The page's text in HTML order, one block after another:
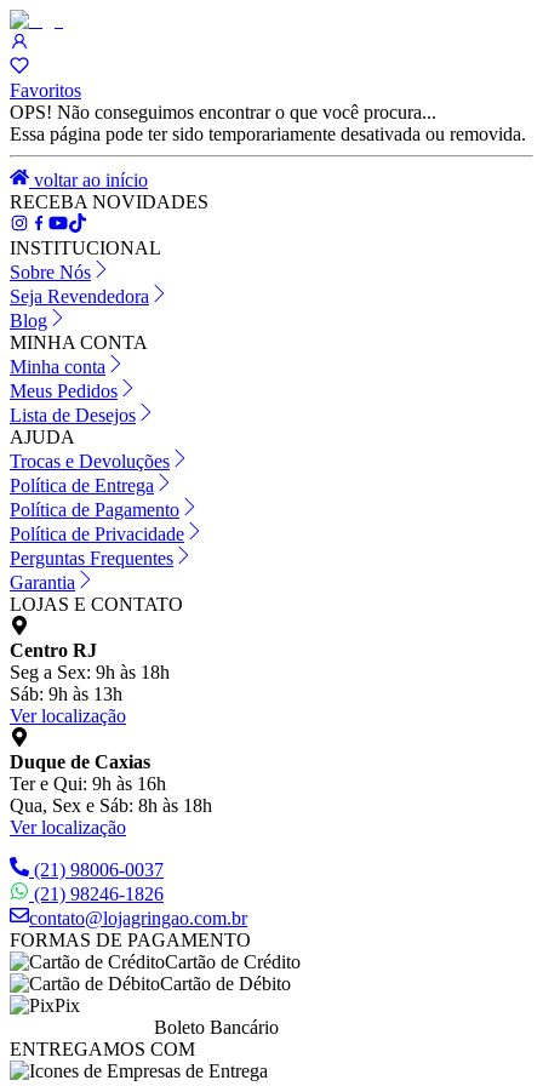
Favoritos
OPS! Não conseguimos encontrar o que você procura...
Essa página pode ter sido temporariamente desativada ou removida.
voltar ao início
RECEBA NOVIDADES
INSTITUCIONAL
Sobre Nós
Seja Revendedora
Blog
MINHA CONTA
Minha conta
Meus Pedidos
Lista de Desejos
AJUDA
Trocas e Devoluções
Política de Entrega
Política de Pagamento
Política de Privacidade
Perguntas Frequentes
Garantia
LOJAS E CONTATO
Centro RJ
Seg a Sex: 9h às 18h
Sáb: 9h às 13h
Ver localização
Duque de Caxias
Ter e Qui: 9h às 16h
Qua, Sex e Sáb: 8h às 18h
Ver localização
(21) 98006-0037
(21) 98246-1826
contato@lojagringao.com.br
FORMAS DE PAGAMENTO
Cartão de Crédito
Cartão de Débito
Pix
Boleto Bancário
ENTREGAMOS COM